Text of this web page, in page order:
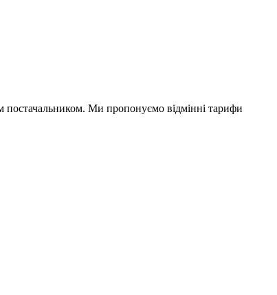
постачальником. Ми пропонуємо відмінні тарифи